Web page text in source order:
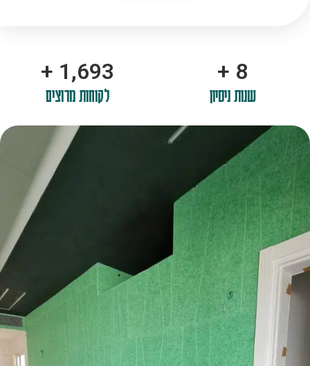
10
+
שנות ניסיון
2,100
+
לקוחות מרוצים